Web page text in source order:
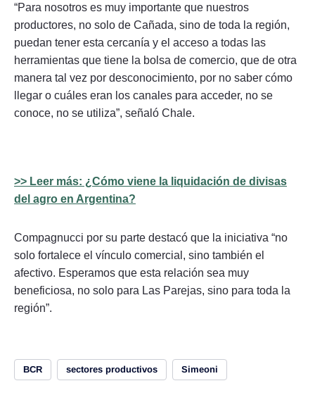
“Para nosotros es muy importante que nuestros
productores, no solo de Cañada, sino de toda la región,
puedan tener esta cercanía y el acceso a todas las
herramientas que tiene la bolsa de comercio, que de otra
manera tal vez por desconocimiento, por no saber cómo
llegar o cuáles eran los canales para acceder, no se
conoce, no se utiliza”, señaló Chale.
>> Leer más: ¿Cómo viene la liquidación de divisas
del agro en Argentina?
Compagnucci por su parte destacó que la iniciativa “no
solo fortalece el vínculo comercial, sino también el
afectivo. Esperamos que esta relación sea muy
beneficiosa, no solo para Las Parejas, sino para toda la
región”.
BCR sectores productivos Simeoni